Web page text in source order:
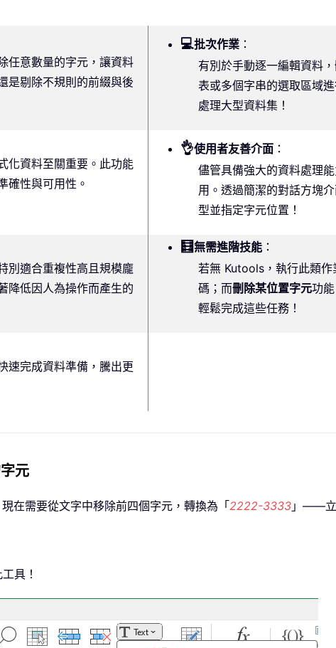
任意數量的字元，讓資料
剔除不規則的前綴與後
💻批次作業 ：
有別於手動逐一編輯資料，
表或多個字串的選取區域
處理大型資料集！
化資料至關重要。此功能
確性與可用性。
👌使用者友善介面 ：
儘管具備強大的資料處理能
用。透過簡潔的對話方塊
型並指定字元位置！
別適合重複性高且規模龐
降低因人為操作而產生的
🧮無需進階技能 ：
若無 Kutools，執行此類
碼；而刪除某位置字元功
輕鬆完成這些任務！
速完成資料準備，騰出更
元
現在需要從文字中移除前四個字元，轉換為「2222-3333 」——立
具！